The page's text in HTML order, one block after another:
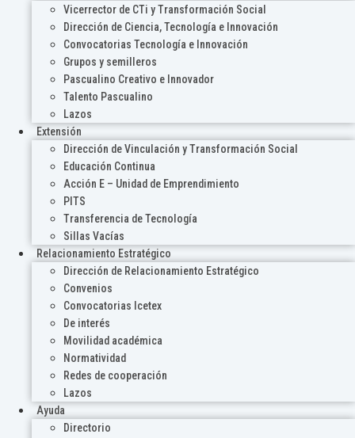
Vicerrector de CTi y Transformación Social
Dirección de Ciencia, Tecnología e Innovación
Convocatorias Tecnología e Innovación
Grupos y semilleros
Pascualino Creativo e Innovador
Talento Pascualino
Lazos
Extensión
Dirección de Vinculación y Transformación Social
Educación Continua
Acción E – Unidad de Emprendimiento
PITS
Transferencia de Tecnología
Sillas Vacías
Relacionamiento Estratégico
Dirección de Relacionamiento Estratégico
Convenios
Convocatorias Icetex
De interés
Movilidad académica
Normatividad
Redes de cooperación
Lazos
Ayuda
Directorio